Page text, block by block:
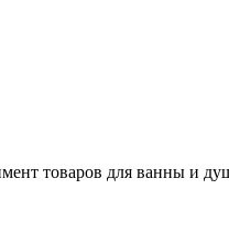
товаров для ванны и